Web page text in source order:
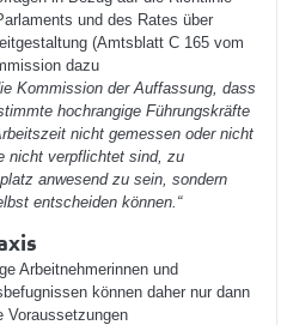
und des Rates über
(Amtsblatt C 165 vom
dazu
Kommission der Auffassung, dass
hochrangige Führungskräfte
nicht gemessen oder nicht
nicht verpflichtet sind, zu
anwesend zu sein, sondern
entscheiden können.“
Arbeitnehmerinnen und
können daher nur dann
Voraussetzungen